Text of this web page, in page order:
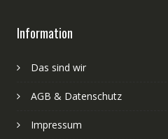
Information
Das sind wir
AGB & Datenschutz
Impressum